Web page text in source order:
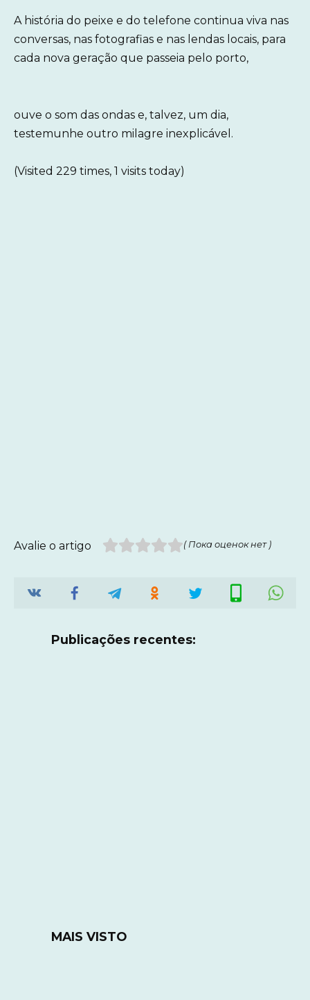
A história do peixe e do telefone continua viva nas
conversas, nas fotografias e nas lendas locais, para
cada nova geração que passeia pelo porto,
ouve o som das ondas e, talvez, um dia,
testemunhe outro milagre inexplicável.
(Visited 229 times, 1 visits today)
Avalie o artigo ( Пока оценок нет )
Publicações recentes:
MAIS VISTO